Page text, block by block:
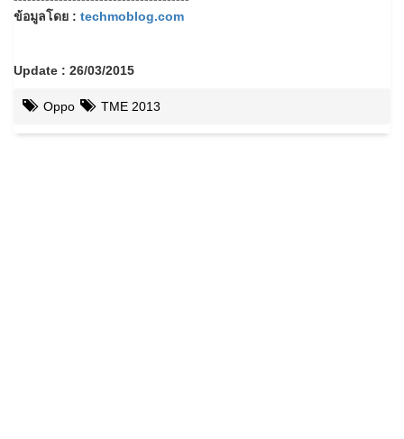
ข้อมูลโดย : techmoblog.com
Update : 26/03/2015
Oppo TME 2013